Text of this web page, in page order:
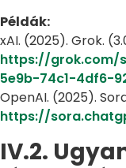
Példák:
xAI. (2025). Grok.
https://grok.com/
5e9b-74c1-4df6-
OpenAI. (2025).
https://
IV.2.